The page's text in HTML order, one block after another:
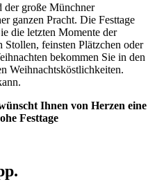
der große Münchner
ganzen Pracht. Die Festtage
die letzten Momente der
feinsten Plätzchen oder
bekommen Sie in den
Weihnachtsköstlichkeiten.
Ihnen von Herzen eine
Festtage